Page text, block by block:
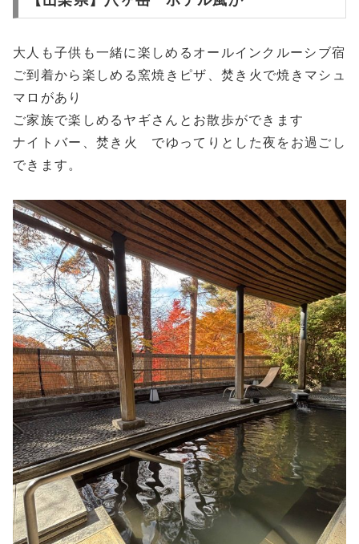
大人も子供も一緒に楽しめるオールインクルーシブ宿
ご到着から楽しめる窯焼きピザ、焚き火で焼きマシュ
マロがあり
ご家族で楽しめるヤギさんとお散歩ができます
ナイトバー、焚き火 でゆってりとした夜をお過ごし
できます。